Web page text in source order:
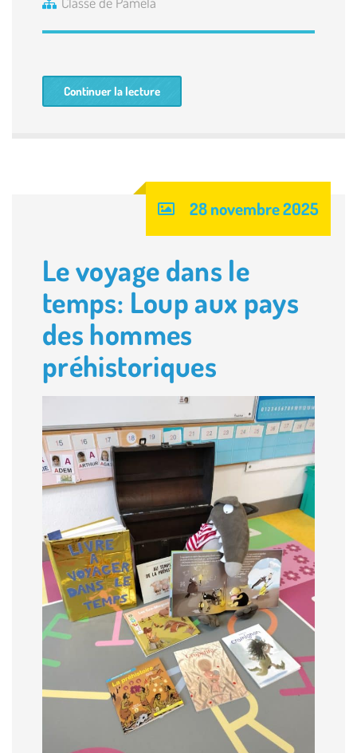
Continuer la lecture
28 novembre 2025
Le voyage dans le
temps: Loup aux pays
des hommes
préhistoriques